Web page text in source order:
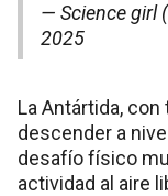
— Science girl
2025
La Antártida,
descender a
desafío físico
actividad al aire